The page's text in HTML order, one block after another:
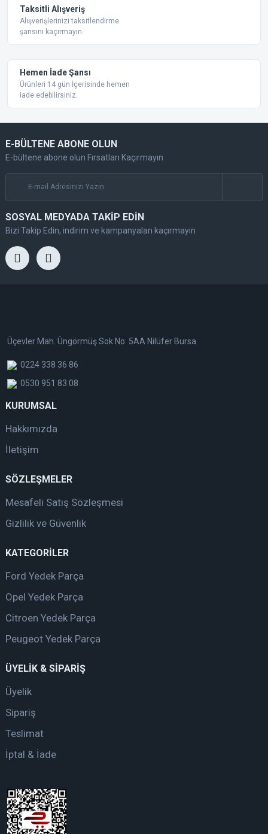
Taksitli Alışveriş
Alışverişlerinizi taksitlendirme
şansını kaçırmayın.
Hemen İade Şansı
Ürünleri 14 gün İçerisinde hemen
iade edebilirsiniz.
E-BÜLTENE ABONE OLUN
E-bültene abone olun Fırsatları Kaçırmayın
SOSYAL MEDYADA TAKİP EDİN
Bizi Takip Edin, indirim ve kampanyaları kaçırmayın
Üçevler Mah. Üngörmüş Sok No: 5AA Nilüfer Bursa
0224 338 36 86
0530 951 83 08
KURUMSAL
Hakkımızda
İletişim
SÖZLEŞMELER
Mesafeli Satış Sözleşmesi
Gizlilik ve Güvenlik
KATEGORİLER
Ford Yedek Parça
Opel Yedek Parça
Citroen Yedek Parça
Peugeot Yedek Parça
ÜYELİK & SİPARİŞ
Üyelik
Sipariş
Teslimat
İptal & İade